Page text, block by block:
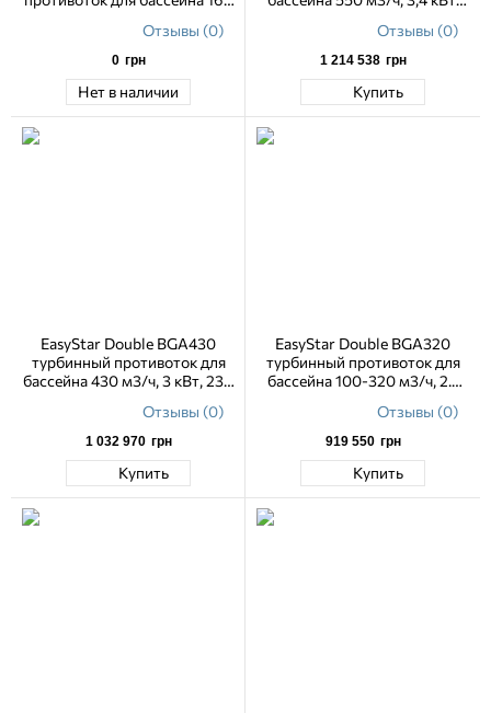
Отзывы (0)
0 грн
Нет в наличии
Отзывы (0)
1 214 538 грн
Купить
EasyStar Double BGA430
турбинный противоток для
бассейна 430 м3/ч, 3 кВт, 230
Отзывы (0)
1 032 970 грн
Купить
EasyStar Double BGA320
турбинный противоток для
бассейна 100-320 м3/ч, 2.7
Отзывы (0)
919 550 грн
Купить